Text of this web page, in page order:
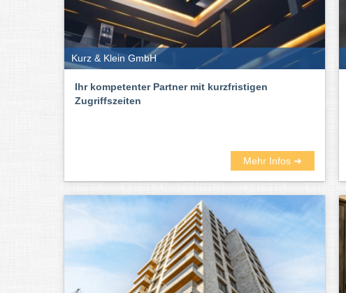
Kurz & Klein GmbH
Ihr kompetenter Partner mit kurzfristigen
Zugriffszeiten
Mehr Infos ➜